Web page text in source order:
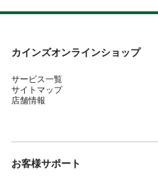
カインズオンラインショップ
サービス一覧
サイトマップ
店舗情報
お客様サポート